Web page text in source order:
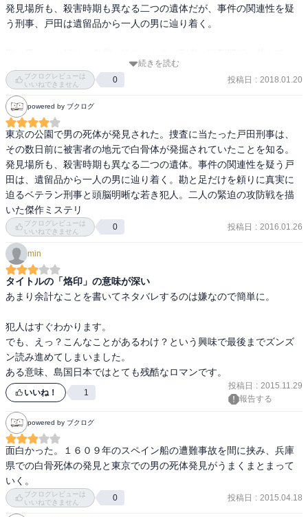
発見場所も、殺害時期も異なる二つの遺体だが、事件の関連性を疑
う刑事、戸田は遺留品から一人の男に辿り着く。
人。二人の緊迫の攻防戦を描く。
いきなり400年前の話から始まって、現代とその時代が交互に出てく
るので、いったいどうなることやら？と思っていたけど、なるほど
ー。
からくりは途中で予想できちゃったけど、いやー、なかなかおもし
ろかったし、読み応えありました！
あとで考えると、すっごく回りくどいような気もしたけど、こんな
こともあるのねー、とｗｗｗ
続きを読む
ブクログレビューは
いいねできません
0 投稿日 : 2018.01.20
powered by ブクログ
東京の公園で男の死体が発見された。捜査に当たった戸田刑事は、
その数日前に被害者の地元で白骨体が発掘されていたことを知る。
発見場所も、殺害時期も異なる二つの遺体。事件の関連性を疑う戸
田は、遺留品から一人の男に辿り着く。勘と足だけを頼りに真実に
迫るベテラン刑事と頭脳明晰な若き犯人。二人の緊迫の攻防戦を描
いた傑作ミステリ
ブクログレビューは
いいねできません
0 投稿日 : 2016.01.26
min
タイトルの「烙印」の意味が深い
あまり余計なことを書いてネタバレするのは嫌なので簡単に。
犯人はすぐわかります。
でも、えっ？こんなことがあるわけ？という興味で最後までズンズ
ン読み進めてしまいました。
ある意味、島国日本ではとても残酷なロマンです。
いいね！ 1
投稿日 : 2015.11.29
報告する
powered by ブクログ
面白かった。１６０９年のスペイン船の遭難事故を間に挟み、兵庫
県での白骨死体の発見と東京での男の死体発見がうまくまとまって
いく。
ブクログレビューは
いいねできません
0 投稿日 : 2015.04.18